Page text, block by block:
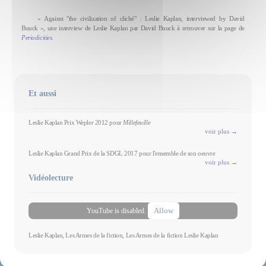
« Against "the civilization of cliché" : Leslie Kaplan, interviewed by David
Buuck », une interview de Leslie Kaplan par David Buuck à retrouver sur la page de
Periodicities.
Et aussi
Leslie Kaplan Prix Wepler 2012 pour Millefeuille
voir plus →
Leslie Kaplan Grand Prix de la SDGL 2017 pour l'ensemble de son oeuvre
voir plus →
Vidéolecture
YouTube is disabled. Allow
Leslie Kaplan, Les Armes de la fiction, Les Armes de la fiction Leslie Kaplan